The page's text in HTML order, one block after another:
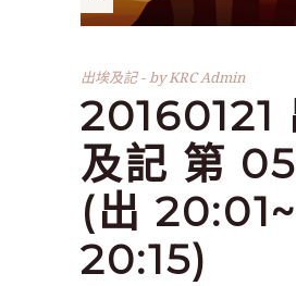
出埃及記 byKRC Admin
20160121
及記 第
(出 20:01~
20:15)